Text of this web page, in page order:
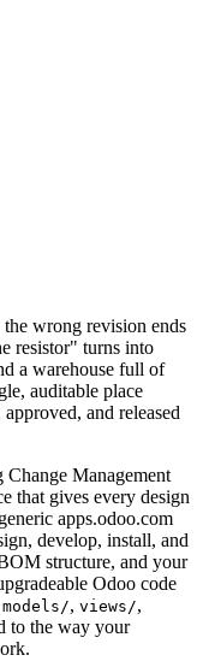
wrong revision ends
resistor" turns into
a warehouse full of
auditable place
and released
Management
that gives every design
apps.odoo.com
develop, install, and
structure, and your
Odoo code
models/, views/,
to the way your